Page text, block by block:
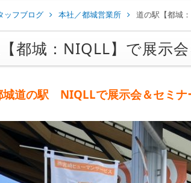
ッフブログ 本社／都城営業所 道の駅【都城
都城：NIQLL】で展示
城道の駅 NIQLLで展示会＆セミナ